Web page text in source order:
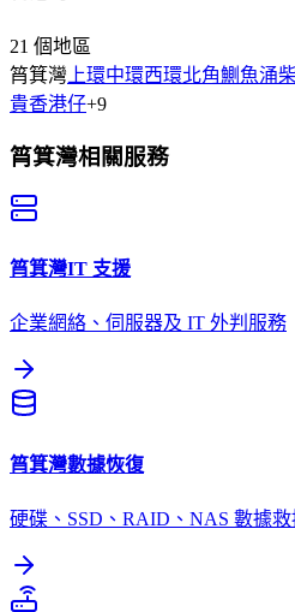
21 個地區
筲箕灣 上環中環西環北角鰂魚涌
貴香港仔+9
筲箕灣相關服務
筲箕灣IT 支援
企業網絡、伺服器及 IT 外判服務
筲箕灣數據恢復
硬碟、SSD、RAID、NAS 數據救